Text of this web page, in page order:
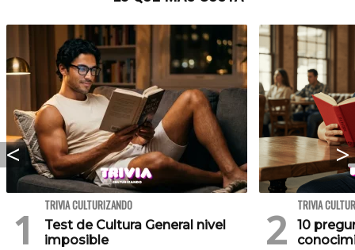
TRIVIA CULTURIZANDO
Test de Cultura General nivel
imposible
TRIVIA
10